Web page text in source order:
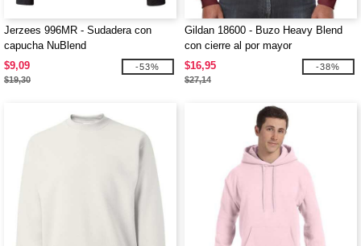
Jerzees 996MR - Sudadera con
capucha NuBlend
$9,09
$19,30
-53%
Gildan 18600 - Buzo Heavy Blend
con cierre al por mayor
$16,95
$27,14
-38%